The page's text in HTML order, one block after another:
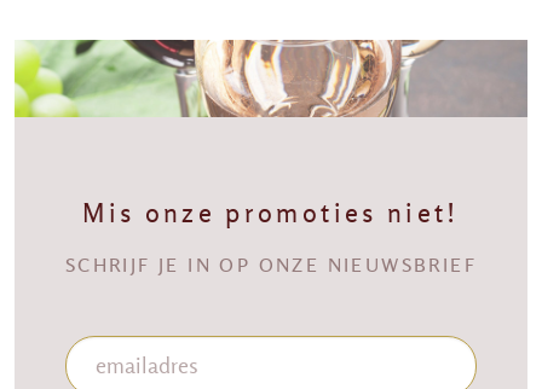
Mis onze promoties niet!
SCHRIJF JE IN OP ONZE NIEUWSBRIEF